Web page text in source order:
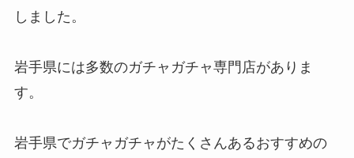
しました。
岩手県には多数のガチャガチャ専門店がありま
す。
岩手県でガチャガチャがたくさんあるおすすめの